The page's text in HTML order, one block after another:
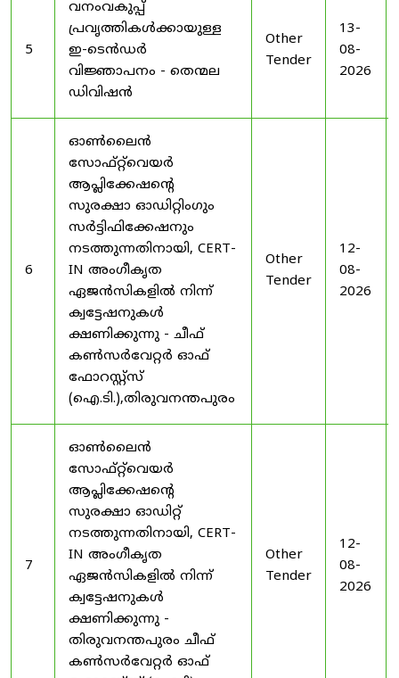
5
വനംവകുപ്പ്
പ്രവൃത്തികൾക്കായുള്ള
ഇ-ടെൻഡർ
വിജ്ഞാപനം - തെന്മല
ഡിവിഷൻ
Other
Tender
13-
08-
2026
6
ഓൺലൈൻ
സോഫ്റ്റ്‌വെയർ
ആപ്ലിക്കേഷന്റെ
സുരക്ഷാ ഓഡിറ്റിംഗും
സർട്ടിഫിക്കേഷനും
നടത്തുന്നതിനായി, CERT-
IN അംഗീകൃത
ഏജൻസികളിൽ നിന്ന്
ക്വട്ടേഷനുകൾ
ക്ഷണിക്കുന്നു - ചീഫ്
കൺസർവേറ്റർ ഓഫ്
ഫോറസ്റ്റ്സ്
(ഐ.ടി.),തിരുവനന്തപുരം
Other
Tender
12-
08-
2026
7
ഓൺലൈൻ
സോഫ്റ്റ്‌വെയർ
ആപ്ലിക്കേഷന്റെ
സുരക്ഷാ ഓഡിറ്റ്
നടത്തുന്നതിനായി, CERT-
IN അംഗീകൃത
ഏജൻസികളിൽ നിന്ന്
ക്വട്ടേഷനുകൾ
ക്ഷണിക്കുന്നു -
തിരുവനന്തപുരം ചീഫ്
കൺസർവേറ്റർ ഓഫ്
Other
Tender
12-
08-
2026